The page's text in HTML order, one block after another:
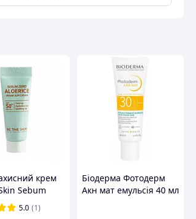
крем
Sebum
Vegan
SPF 50+
5.0 (1)
Біодерма Фотодерм
Акн мат емульсія 40 мл